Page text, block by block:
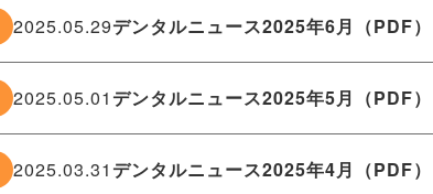
2025.05.29デンタルニュース2025年6月（PDF）
2025.05.01 デンタルニュース2025年5月（PDF）
2025.03.31 デンタルニュース2025年4月（PDF）